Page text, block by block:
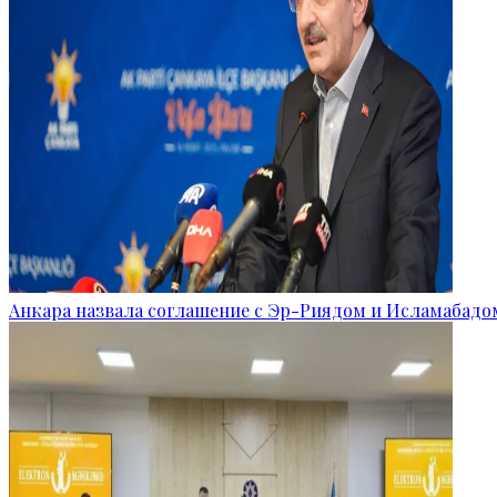
Анкара назвала соглашение с Эр-Риядом и